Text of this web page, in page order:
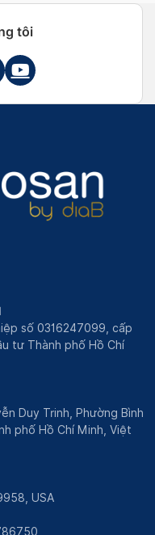
tôi
số 0316247099, cấp
tư Thành phố Hồ Chí
Duy Trinh, Phường Bình
phố Hồ Chí Minh, Việt
USA